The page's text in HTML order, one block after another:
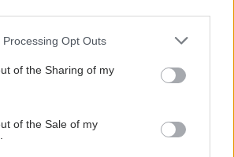
website/app uses one or more Google
or usage behaviour. You may click to
to Google and its third-party tags to
specified purposes in below Google
Opt Outs
of the Sharing of my
of the Sale of my